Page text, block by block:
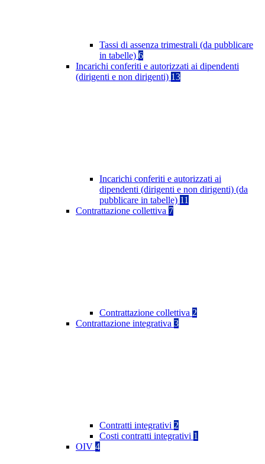
Tassi di assenza trimestrali (da pubblicare
in tabelle) 6
Incarichi conferiti e autorizzati ai dipendenti
(dirigenti e non dirigenti) 13
Incarichi conferiti e autorizzati ai
dipendenti (dirigenti e non dirigenti) (da
pubblicare in tabelle) 11
Contrattazione collettiva 7
Contrattazione collettiva 2
Contrattazione integrativa 3
Contratti integrativi 2
Costi contratti integrativi 1
OIV 4